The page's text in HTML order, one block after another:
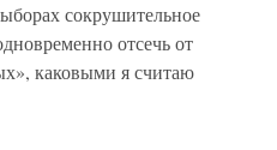
сокрушительное
отсечь от
каковыми я считаю